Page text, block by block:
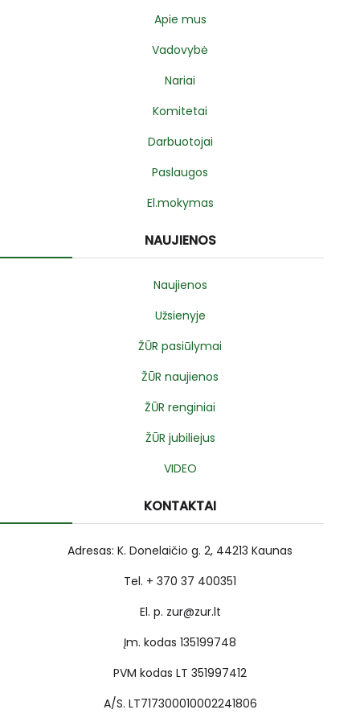
Apie mus
Vadovybė
Nariai
Komitetai
Darbuotojai
Paslaugos
El.mokymas
NAUJIENOS
Naujienos
Užsienyje
ŽŪR pasiūlymai
ŽŪR naujienos
ŽŪR renginiai
ŽŪR jubiliejus
VIDEO
KONTAKTAI
Adresas: K. Donelaičio g. 2, 44213 Kaunas
Tel. + 370 37 400351
El. p. zur@zur.lt
Įm. kodas 135199748
PVM kodas LT 351997412
A/S. LT717300010002241806